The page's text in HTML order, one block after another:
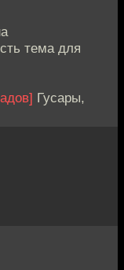
тема для
Гусары,